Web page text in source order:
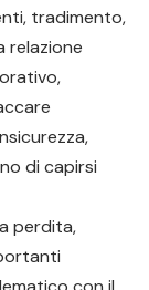
tradimento,
relazione
di capirsi
perdita,